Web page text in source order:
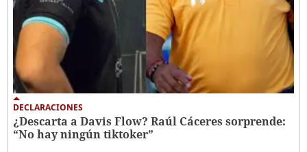
DECLARACIONES
¿Descarta a Davis Flow? Raúl Cáceres sorprende:
“No hay ningún tiktoker”